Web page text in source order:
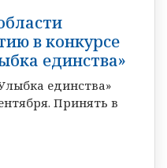
в конкурсе
единства»
единства»
Принять в